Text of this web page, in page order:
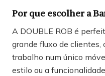
Por que escolher a
A DOUBLE ROB é
grande fluxo de clientes,
trabalho num único
estilo ou a